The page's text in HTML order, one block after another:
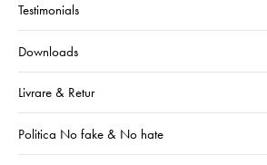
Testimonials
Downloads
Livrare & Retur
Politica No fake & No hate